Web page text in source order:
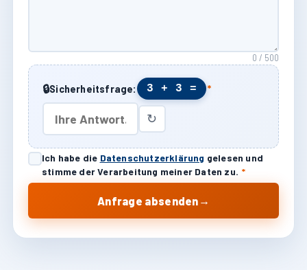
0 / 500
🔒Sicherheitsfrage: 3 + 3 = *
↻
Ich habe die Datenschutzerklärung gelesen und
stimme der Verarbeitung meiner Daten zu. *
Anfrage absenden →